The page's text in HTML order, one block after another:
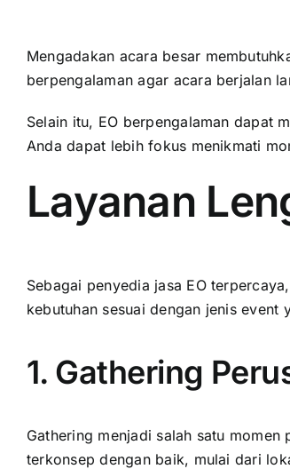
Mengadakan acara besar
berpengalaman agar acara berjalan
Selain itu, EO berpengalaman dapat
Anda dapat lebih fokus menikmati
Layanan
Sebagai penyedia jasa EO
kebutuhan sesuai dengan jenis event
1. Gathering
Gathering menjadi salah satu
terkonsep dengan baik, mulai dari